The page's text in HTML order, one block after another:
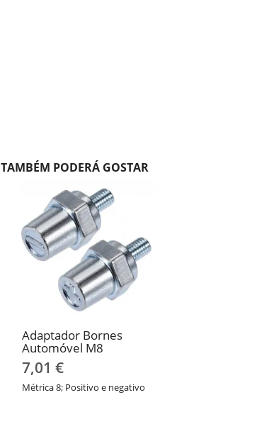
TAMBÉM PODERÁ GOSTAR
Adaptador Bornes
Automóvel M8
7,01 €
Métrica 8; Positivo e negativo